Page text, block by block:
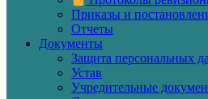
Приказы и
Отчеты
Документы
Защита персональных
Устав
Учредительные